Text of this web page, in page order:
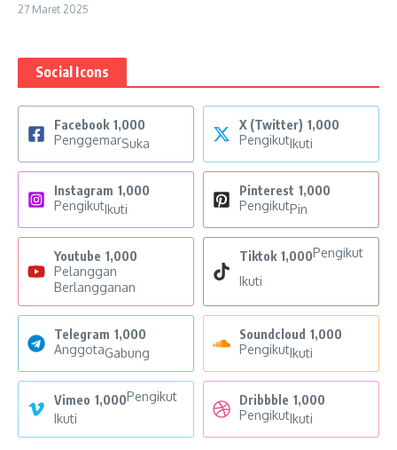
27 Maret 2025
Social Icons
Facebook 1,000
PenggemarSuka
X (Twitter) 1,000
PengikutIkuti
Instagram 1,000
PengikutIkuti
Pinterest 1,000
PengikutPin
Youtube 1,000
Pelanggan
Berlangganan
Tiktok 1,000Pengikut
Ikuti
Telegram 1,000
AnggotaGabung
Soundcloud 1,000
PengikutIkuti
Vimeo 1,000Pengikut
Ikuti
Dribbble 1,000
PengikutIkuti